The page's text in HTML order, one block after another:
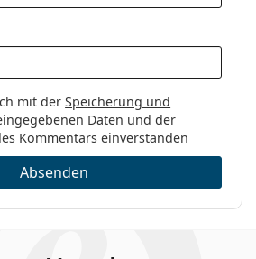
mit derSpeicherung und
Daten und der
Kommentars einverstanden
Absenden